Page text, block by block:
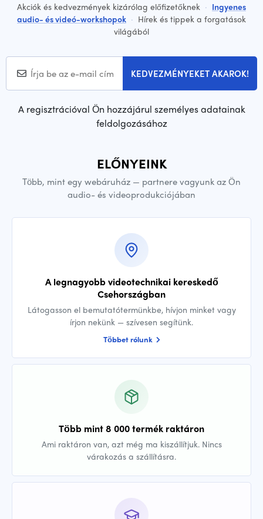
Akciók és kedvezmények kizárólag előfizetőknek · Ingyenes
audio- és videó-workshopok · Hírek és tippek a forgatások
világából
KEDVEZMÉNYEKET AKAROK!
A regisztrációval Ön hozzájárul személyes adatainak
feldolgozásához
ELŐNYEINK
Több, mint egy webáruház — partnere vagyunk az Ön
audio- és videoprodukciójában
A legnagyobb videotechnikai kereskedő
Csehországban
Látogasson el bemutatótermünkbe, hívjon minket vagy
írjon nekünk — szívesen segítünk.
Többet rólunk
Több mint 8 000 termék raktáron
Ami raktáron van, azt még ma kiszállítjuk. Nincs
várakozás a szállításra.